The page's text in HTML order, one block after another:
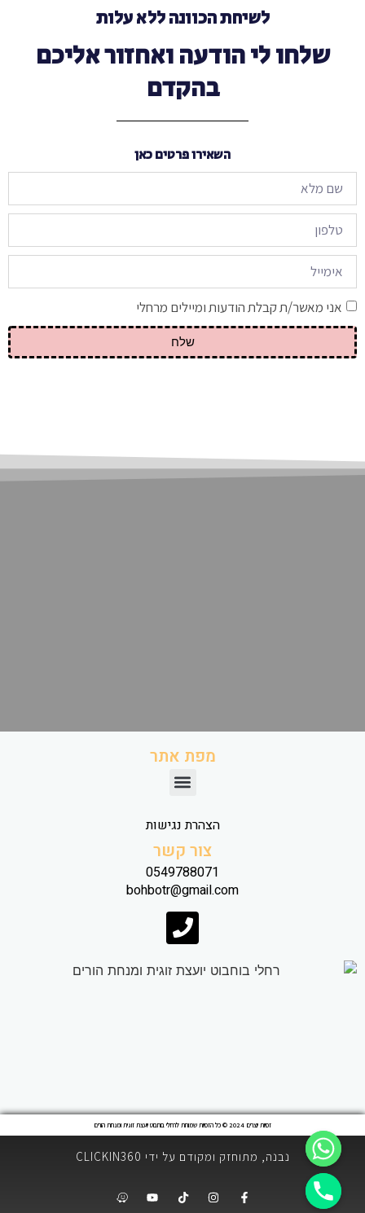
לשיחת הכוונה ללא עלות
שלחו לי הודעה ואחזור אליכם
בהקדם
השאירו פרטים כאן
אני מאשר/ת קבלת הודעות ומיילים מרחלי
שלח
מפת אתר
הצהרת נגישות
צור קשר
0549788071
bohbotr@gmail.com
זכויות יוצרים 2024 © כל הזכויות שמורות לרחלי בוחבוט יועצת זוגית ומנחת הורים
נבנה, מתוחזק ומקודם על ידי CLICKIN360